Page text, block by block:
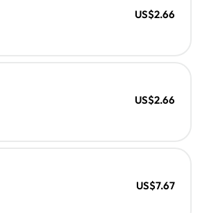
US$2.66
US$2.66
US$7.67